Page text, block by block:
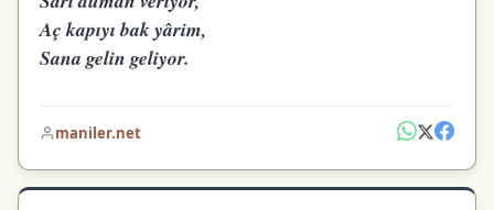
Aç kapıyı bak yârim,
Sana gelin geliyor.
maniler.net